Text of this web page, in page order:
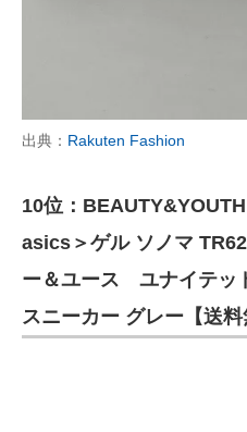
出典： Rakuten Fashion
10位：
asics＞ゲル ソノマ
ー＆ユース ユナイテッ
スニーカー グレー【送料